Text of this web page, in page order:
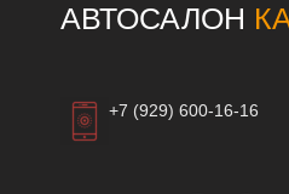
АВТОСАЛОН
+7 (929) 600-16-16